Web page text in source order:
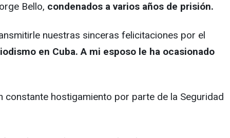
Bello, condenados a varios años de prisión.
nuestras sinceras felicitaciones por el
en Cuba. A mi esposo le ha ocasionado
hostigamiento por parte de la Seguridad